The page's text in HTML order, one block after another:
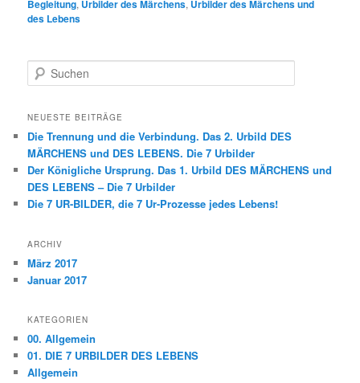
Begleitung, Urbilder des Märchens, Urbilder des Märchens und
des Lebens
u
h
n
NEUESTE BEITRÄGE
Die Trennung und die Verbindung. Das 2. Urbild DES
MÄRCHENS und DES LEBENS. Die 7 Urbilder
Der Königliche Ursprung. Das 1. Urbild DES MÄRCHENS und
DES LEBENS – Die 7 Urbilder
Die 7 UR-BILDER, die 7 Ur-Prozesse jedes Lebens!
ARCHIV
März 2017
Januar 2017
KATEGORIEN
00. Allgemein
01. DIE 7 URBILDER DES LEBENS
Allgemein